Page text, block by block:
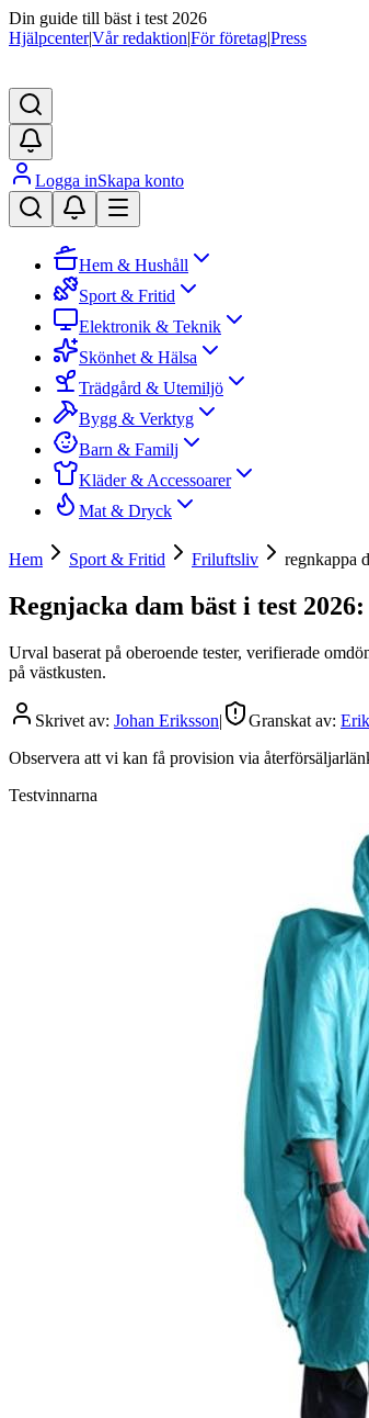
Din guide till bäst i test 2026
Hjälpcenter|Vår redaktion|För företag|Press
Logga inSkapa konto
Hem & Hushåll
Sport & Fritid
Elektronik & Teknik
Skönhet & Hälsa
Trädgård & Utemiljö
Bygg & Verktyg
Barn & Familj
Kläder & Accessoarer
Mat & Dryck
Hem Sport & Fritid Friluftsliv regnkappa
Regnjacka dam bäst i test
Urval baserat på oberoende tester, verifierade
på västkusten.
Skrivet av: Johan Eriksson| Granskat av:
Observera att vi kan få provision via
Testvinnarna